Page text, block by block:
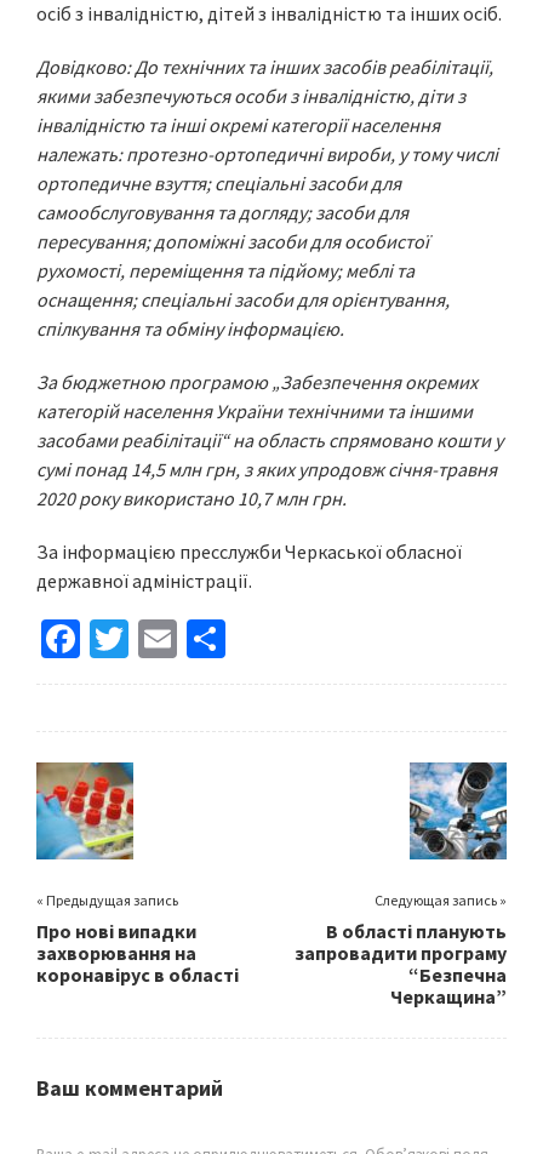
осіб з інвалідністю, дітей з інвалідністю та інших осіб.
Довідково:До технічних та інших засобів реабілітації,
якими забезпечуються особи з інвалідністю, діти з
інвалідністю та інші окремі категорії населення
належать: протезно-ортопедичні вироби, у тому числі
ортопедичне взуття; спеціальні засоби для
самообслуговування та догляду; засоби для
пересування; допоміжні засоби для особистої
рухомості, переміщення та підйому; меблі та
оснащення; спеціальні засоби для орієнтування,
спілкування та обміну інформацією.
За бюджетною програмою „Забезпечення окремих
категорій населення України технічними та іншими
засобами реабілітації“ на область спрямовано кошти у
сумі понад 14,5 млн грн, з яких упродовж січня-травня
2020 року використано 10,7 млн грн.
За інформацією пресслужби Черкаської обласної
державної адміністрації.
Fa
ce
o
o
k
T
wi
er
E
m h
« Предыдущая запись
Про нові випадки
захворювання на
коронавірус в області
Следующая запись »
В області планують
запровадити програму
“Безпечна
Черкащина”
Ваш комментарий